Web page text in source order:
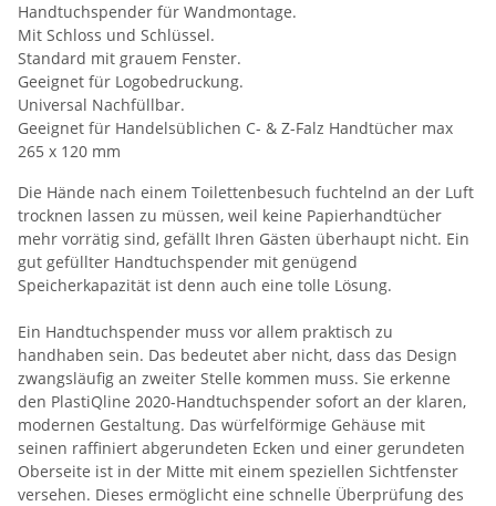
Handtuchspender für Wandmontage.
Mit Schloss und Schlüssel.
Standard mit grauem Fenster.
Geeignet für Logobedruckung.
Universal Nachfüllbar.
Geeignet für Handelsüblichen C- & Z-Falz Handtücher max
265 x 120 mm
Die Hände nach einem Toilettenbesuch fuchtelnd an der Luft
trocknen lassen zu müssen, weil keine Papierhandtücher
mehr vorrätig sind, gefällt Ihren Gästen überhaupt nicht. Ein
gut gefüllter Handtuchspender mit genügend
Speicherkapazität ist denn auch eine tolle Lösung.
Ein Handtuchspender muss vor allem praktisch zu
handhaben sein. Das bedeutet aber nicht, dass das Design
zwangsläufig an zweiter Stelle kommen muss. Sie erkenne
den PlastiQline 2020-Handtuchspender sofort an der klaren,
modernen Gestaltung. Das würfelförmige Gehäuse mit
seinen raffiniert abgerundeten Ecken und einer gerundeten
Oberseite ist in der Mitte mit einem speziellen Sichtfenster
versehen. Dieses ermöglicht eine schnelle Überprüfung des